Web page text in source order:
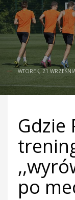
WTOREK, 21
Gdzie
po